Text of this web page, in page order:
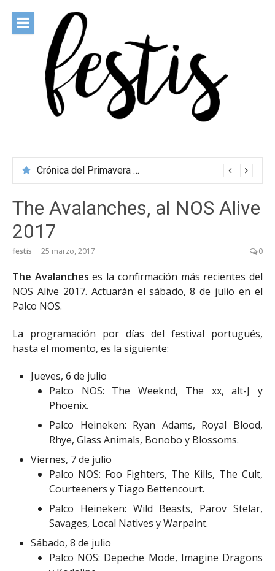
contenido
Crónica del Primavera Sound Porto 2026
The Avalanches, al NOS Alive
2017
festis 25 marzo, 2017 0
The Avalanches es la confirmación más recientes del
NOS Alive 2017. Actuarán el sábado, 8 de julio en el
Palco NOS.
La programación por días del festival portugués,
hasta el momento, es la siguiente:
Jueves, 6 de julio
Palco NOS: The Weeknd, The xx, alt-J y
Phoenix.
Palco Heineken: Ryan Adams, Royal Blood,
Rhye, Glass Animals, Bonobo y Blossoms.
Viernes, 7 de julio
Palco NOS: Foo Fighters, The Kills, The Cult,
Courteeners y Tiago Bettencourt.
Palco Heineken: Wild Beasts, Parov Stelar,
Savages, Local Natives y Warpaint.
Sábado, 8 de julio
Palco NOS: Depeche Mode, Imagine Dragons